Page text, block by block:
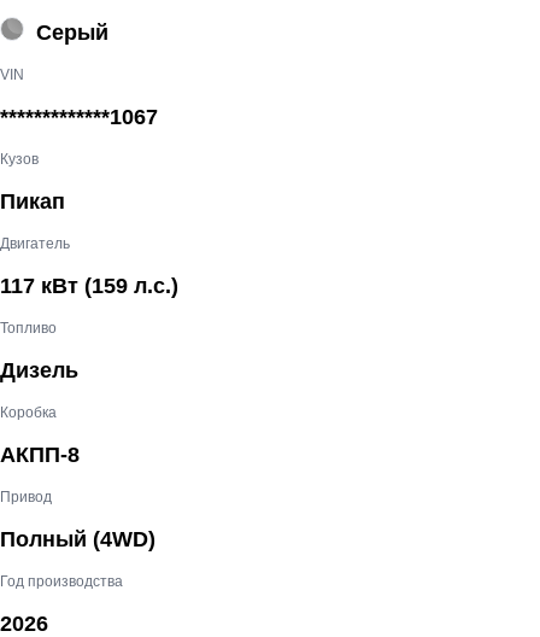
Серый
VIN
*************1067
Кузов
Пикап
Двигатель
117 кВт (159 л.с.)
Топливо
Дизель
Коробка
АКПП-8
Привод
Полный (4WD)
Год производства
2026